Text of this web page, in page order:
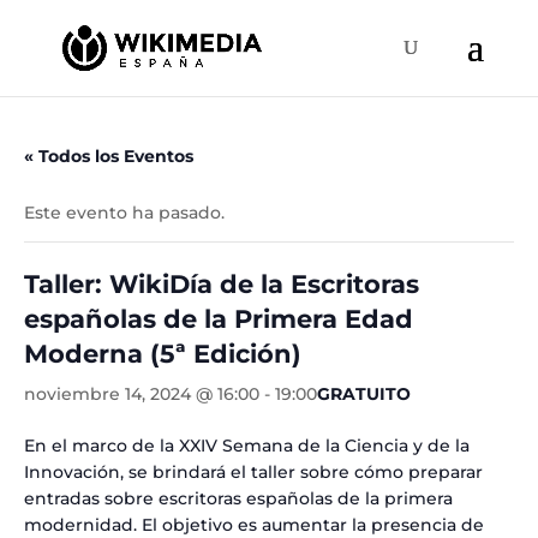
« Todos los Eventos
Este evento ha pasado.
Taller: WikiDía de la Escritoras
españolas de la Primera Edad
Moderna (5ª Edición)
noviembre 14, 2024 @ 16:00 - 19:00GRATUITO
En el marco de la XXIV Semana de la Ciencia y de la
Innovación, se brindará el taller sobre cómo preparar
entradas sobre escritoras españolas de la primera
modernidad. El objetivo es aumentar la presencia de